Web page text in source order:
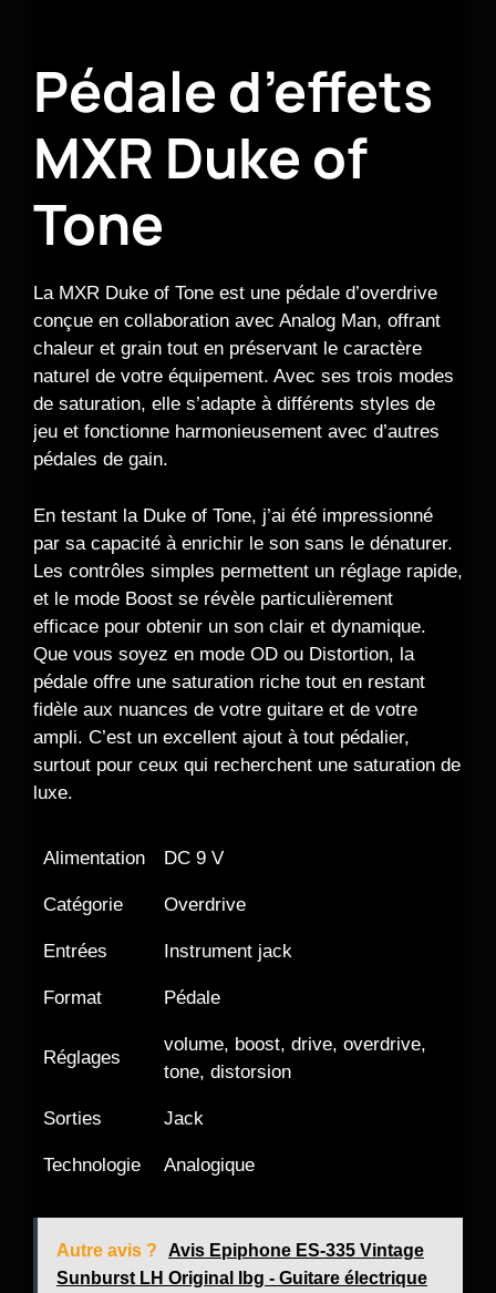
Pédale d’effets
MXR Duke of
Tone
La MXR Duke of Tone est une pédale d’overdrive
conçue en collaboration avec Analog Man, offrant
chaleur et grain tout en préservant le caractère
naturel de votre équipement. Avec ses trois modes
de saturation, elle s’adapte à différents styles de
jeu et fonctionne harmonieusement avec d’autres
pédales de gain.
En testant la Duke of Tone, j’ai été impressionné
par sa capacité à enrichir le son sans le dénaturer.
Les contrôles simples permettent un réglage rapide,
et le mode Boost se révèle particulièrement
efficace pour obtenir un son clair et dynamique.
Que vous soyez en mode OD ou Distortion, la
pédale offre une saturation riche tout en restant
fidèle aux nuances de votre guitare et de votre
ampli. C’est un excellent ajout à tout pédalier,
surtout pour ceux qui recherchent une saturation de
luxe.
Alimentation DC 9 V
Catégorie Overdrive
Entrées Instrument jack
Format Pédale
Réglages
volume, boost, drive, overdrive,
tone, distorsion
Sorties Jack
Technologie Analogique
Autre avis ?
Avis Epiphone ES-335 Vintage
Sunburst LH Original Ibg - Guitare électrique